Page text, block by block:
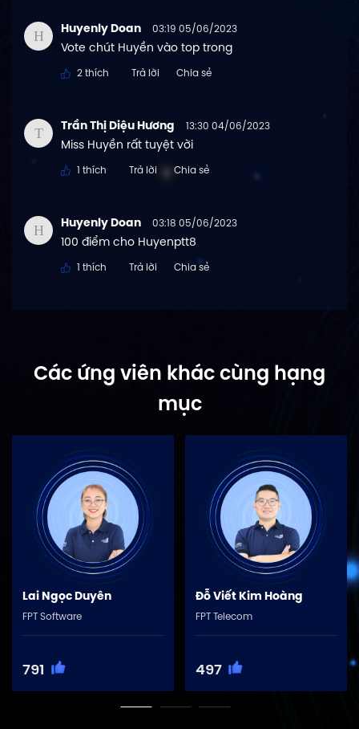
H Huyenly Doan 03:19 05/06/2023
Vote chút Huyền vào top trong
2 thích Trả lời Chia sẻ
T Trần Thị Diệu Hương 13:30 04/06/2023
Miss Huyền rất tuyệt vời
1 thích Trả lời Chia sẻ
H Huyenly Doan 03:18 05/06/2023
100 điểm cho Huyenptt8
1 thích Trả lời Chia sẻ
Các ứng viên khác cùng hạng
mục
Lai Ngọc Duyên
FPT Software
791
Đỗ Viết Kim Hoàng
FPT Telecom
497